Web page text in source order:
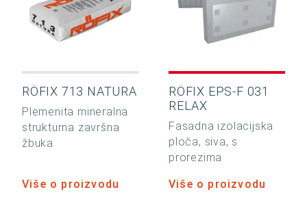
RÖFIX 713 NATURA
Plemenita mineralna
strukturna završna
žbuka
Više o proizvodu
RÖFIX EPS-F 031
RELAX
Fasadna izolacijska
ploča, siva, s
prorezima
Više o proizvodu